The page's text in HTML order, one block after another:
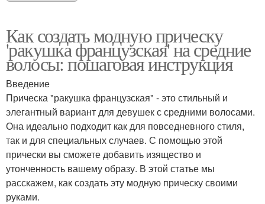
Как создать модную прическу
'ракушка французская' на средние
волосы: пошаговая инструкция
Введение
Прическа "ракушка французская" - это стильный и
элегантный вариант для девушек с средними волосами.
Она идеально подходит как для повседневного стиля,
так и для специальных случаев. С помощью этой
прически вы сможете добавить изящество и
утонченность вашему образу. В этой статье мы
расскажем, как создать эту модную прическу своими
руками.